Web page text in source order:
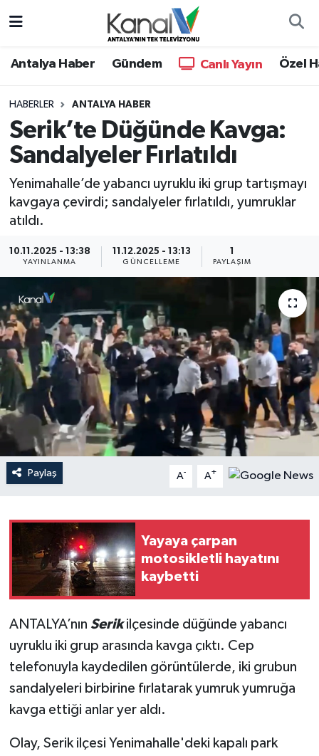
Antalya Haber Gündem Canlı Yayın Özel
HABERLER ANTALYA HABER
Serik’te Düğünde Kavga:
Sandalyeler Fırlatıldı
Yenimahalle’de yabancı uyruklu iki grup tartışmayı
kavgaya çevirdi; sandalyeler fırlatıldı, yumruklar
atıldı.
10.11.2025 - 13:38
YAYINLANMA
11.12.2025 - 13:13
GÜNCELLEME
1
PAYLAŞIM
Paylaş A- A+
Yayaya çarpan
motosikletli hayatını
kaybetti
ANTALYA’nın Serikilçesinde düğünde yabancı
uyruklu iki grup arasında kavga çıktı. Cep
telefonuyla kaydedilen görüntülerde, iki grubun
sandalyeleri birbirine fırlatarak yumruk yumruğa
kavga ettiği anlar yer aldı.
Olay, Serik ilçesi Yenimahalle'deki kapalı park
Antalya Haber
Dünya
Eğitim
Ekonomi
Haber Kuşakları
Haberler
KANALV Spor
Kültür Sanat
Magazin
Sağlık
Siyaset
Sosyal medya
Teknoloji
Televizyon
Turizm
Hava Durumu
Trafik Durumu
Süper Lig Puan Durumu ve Fikstür
Tüm Manşetler